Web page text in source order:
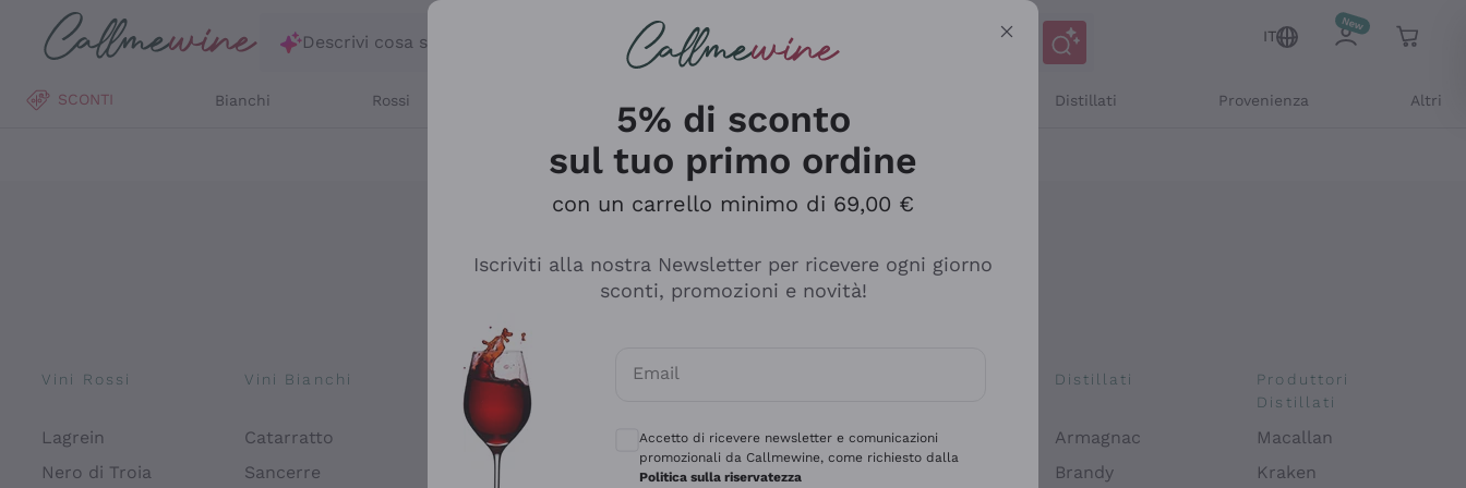
Salta al contenuto principale
Descrivi cosa stai cercando
IT
SCONTI Bianchi Rossi Distillati Provenienza Altri
Esplora il catalogo
Vini Rossi
Lagrein
Nero di Troia
Vini Bianchi
Catarratto
Sancerre
Spumanti
Prosecco Col
Fondo
Filosofie
Vini del Vignaiolo
Orange Wine
Sedilesu
Distillati
Armagnac
Brandy
Produttori
Distillati
Macallan
Kraken
5% di sconto
sul tuo primo ordine
con un carrello minimo di 69,00 €
Iscriviti alla nostra Newsletter per ricevere ogni giorno
sconti, promozioni e novità!
Email
Accetto di ricevere newsletter e comunicazioni
promozionali da Callmewine, come richiesto dalla
Politica sulla riservatezza